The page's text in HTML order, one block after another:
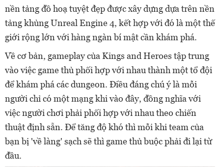
nền tảng đồ hoạ tuyệt đẹp được xây dựng dựa trên nền
tảng khủng Unreal Engine 4, kết hợp với đó là một thế
giới rộng lớn với hàng ngàn bí mật cần khám phá.
Về cơ bản, gameplay của Kings and Heroes tập trung
vào việc game thủ phối hợp với nhau thành một tổ đội
để khám phá các dungeon. Điều đáng chú ý là mỗi
người chỉ có một mạng khi vào đây, đồng nghĩa với
việc người chơi phải phối hợp với nhau theo chiến
thuật định sẵn. Để tăng độ khó thì mỗi khi team của
bạn bị 'về làng' sạch sẽ thì game thủ buộc phải đi lại từ
đầu.